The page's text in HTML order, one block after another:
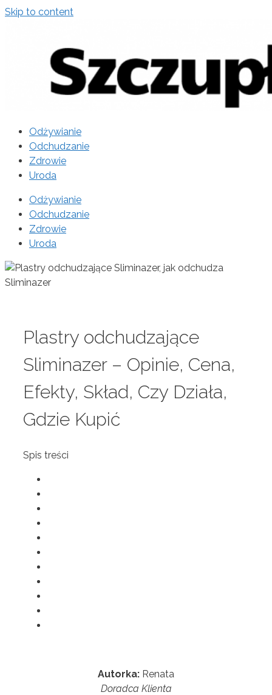
Skip to content
Odżywianie
Odchudzanie
Zdrowie
Uroda
Odżywianie
Odchudzanie
Zdrowie
Uroda
Plastry odchudzające
Sliminazer – Opinie, Cena,
Efekty, Skład, Czy Działa,
Gdzie Kupić
Spis treści
Autorka: Renata
Doradca Klienta